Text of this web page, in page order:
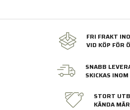
FRI FRAKT
VID KÖP FÖR
SNABB
SKICKAS
STORT
KÄNDA